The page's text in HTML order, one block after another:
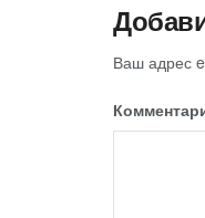
Ваш адрес